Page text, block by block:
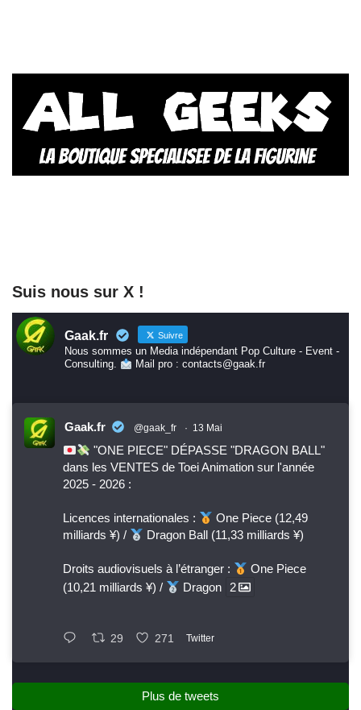
Suis nous sur X !
Gaak.fr Suivre
Nous sommes un Media indépendant Pop Culture - Event -
Consulting.
Mail pro : contacts@gaak.fr
Gaak.fr @gaak_fr · 13 Mai
"ONE PIECE" DÉPASSE "DRAGON BALL"
dans les VENTES de Toei Animation sur l'année
2025 - 2026 :
Licences internationales :
One Piece (12,49
milliards ¥) /
Dragon Ball (11,33 milliards ¥)
Droits audiovisuels à l’étranger :
One Piece
(10,21 milliards ¥) /
Dragon 2
29 271 Twitter
Plus de tweets